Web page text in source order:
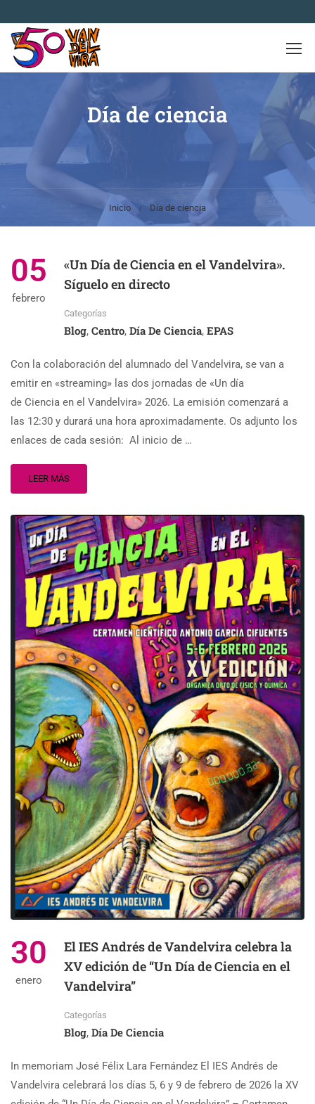
Día de ciencia
Inicio Día de ciencia
05
febrero
«Un Día de Ciencia en el Vandelvira».
Síguelo en directo
Categorías
Blog, Centro, Día De Ciencia, EPAS
Con la colaboración del alumnado del Vandelvira, se van a
emitir en «streaming» las dos jornadas de «Un día
de Ciencia en el Vandelvira» 2026. La emisión comenzará a
las 12:30 y durará una hora aproximadamente. Os adjunto los
enlaces de cada sesión: Al inicio de …
LEER MÁS
30
enero
El IES Andrés de Vandelvira celebra la
XV edición de “Un Día de Ciencia en el
Vandelvira”
Categorías
Blog, Día De Ciencia
In memoriam José Félix Lara Fernández El IES Andrés de
Vandelvira celebrará los días 5, 6 y 9 de febrero de 2026 la XV